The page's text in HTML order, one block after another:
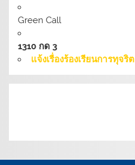
Green Call
1310 กด 3
แจ้งเรื่องร้องเรียนการทุจริต